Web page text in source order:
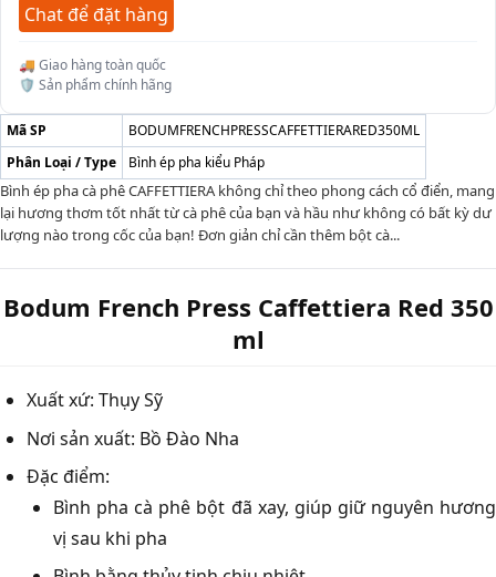
Chat để đặt hàng
🚚 Giao hàng toàn quốc
🛡️ Sản phẩm chính hãng
Mã SP
BODUMFRENCHPRESSCAFFETTIERARED350ML
Phân Loại / Type
Bình ép pha kiểu Pháp
Bình ép pha cà phê CAFFETTIERA không chỉ theo phong cách cổ điển, mang
lại hương thơm tốt nhất từ cà phê của bạn và hầu như không có bất kỳ dư
lượng nào trong cốc của bạn! Đơn giản chỉ cần thêm bột cà...
Bodum French Press Caffettiera Red 350
ml
Xuất xứ: Thụy Sỹ
Nơi sản xuất: Bồ Đào Nha
Đặc điểm:
Bình pha cà phê bột đã xay, giúp giữ nguyên hương
vị sau khi pha